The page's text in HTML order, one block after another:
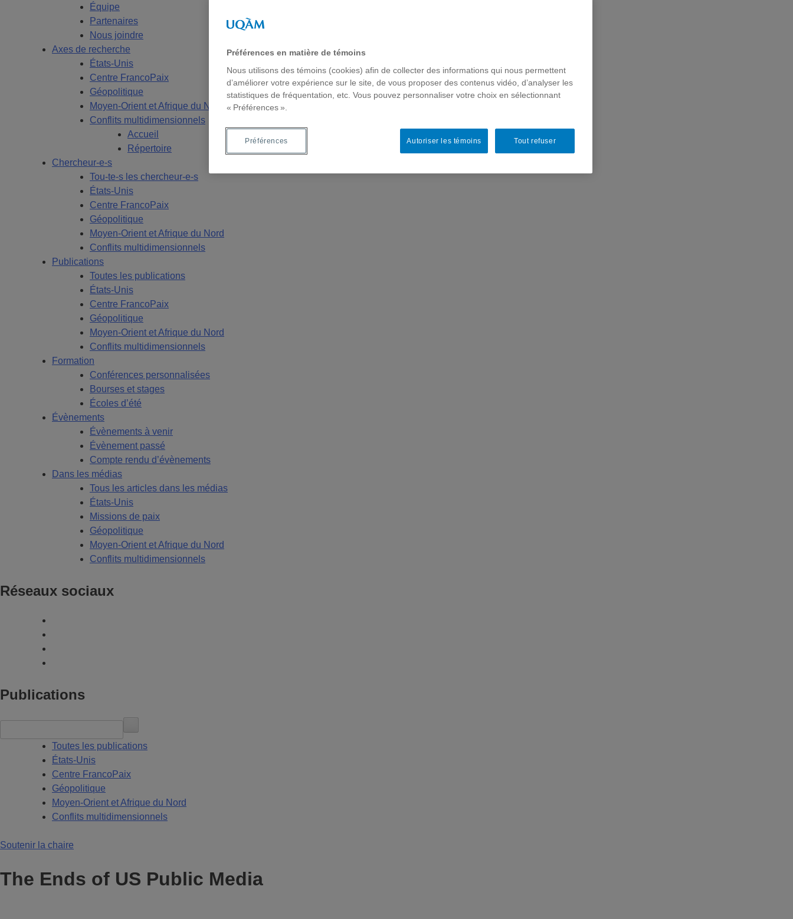
Équipe
Partenaires
Nous joindre
Axes de recherche
États-Unis
Centre FrancoPaix
Géopolitique
Moyen-Orient et Afrique du Nord
Conflits multidimensionnels
Accueil
Répertoire
Chercheur-e-s
Tou-te-s les chercheur-e-s
États-Unis
Centre FrancoPaix
Géopolitique
Moyen-Orient et Afrique du Nord
Conflits multidimensionnels
Publications
Toutes les publications
États-Unis
Centre FrancoPaix
Géopolitique
Moyen-Orient et Afrique du Nord
Conflits multidimensionnels
Formation
Conférences personnalisées
Bourses et stages
Écoles d’été
Évènements
Évènements à venir
Évènement passé
Compte rendu d’évènements
Dans les médias
Tous les articles dans les médias
États-Unis
Missions de paix
Géopolitique
Moyen-Orient et Afrique du Nord
Conflits multidimensionnels
Réseaux sociaux
Publications
Toutes les publications
États-Unis
Centre FrancoPaix
Géopolitique
Moyen-Orient et Afrique du Nord
Conflits multidimensionnels
Soutenir la chaire
The Ends of US Public Media
Préférences en matière de témoins
Nous utilisons des témoins (cookies) afin de collecter des informations qui nous permettent
d’améliorer votre expérience sur le site, de vous proposer des contenus vidéo, d’analyser les
statistiques de fréquentation, etc. Vous pouvez personnaliser votre choix en sélectionnant
« Préférences ».
Tout refuser
Autoriser les témoins
Préférences